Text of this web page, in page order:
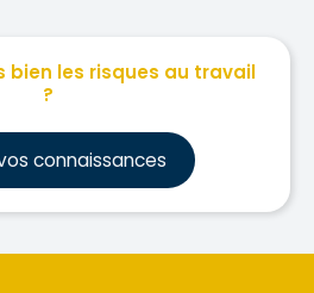
bien les risques au travail
?
connaissances